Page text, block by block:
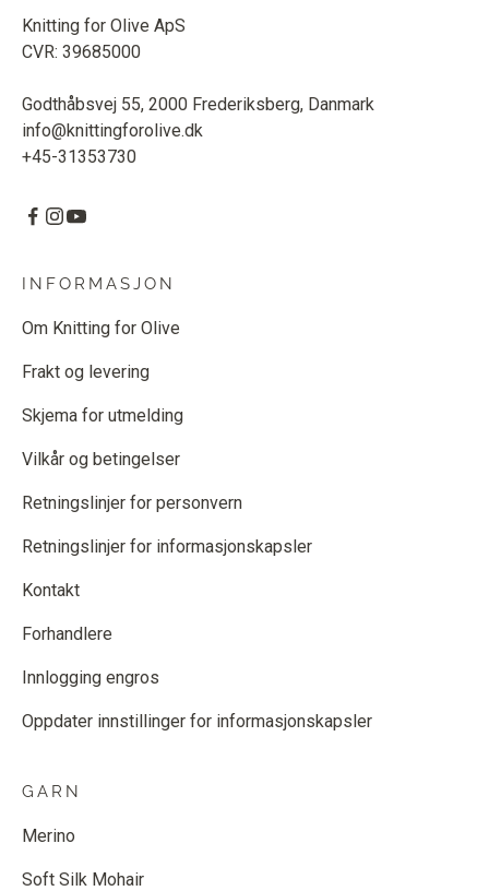
Knitting for Olive ApS
CVR: 39685000
Godthåbsvej 55, 2000 Frederiksberg, Danmark
info@knittingforolive.dk
+45-31353730
INFORMASJON
Om Knitting for Olive
Frakt og levering
Skjema for utmelding
Vilkår og betingelser
Retningslinjer for personvern
Retningslinjer for informasjonskapsler
Kontakt
Forhandlere
Innlogging engros
Oppdater innstillinger for informasjonskapsler
GARN
Merino
Soft Silk Mohair